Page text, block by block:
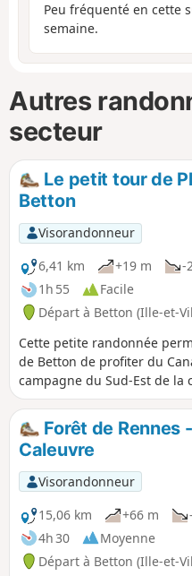
Peu fréquenté en cette
semaine.
Autres
secteur
Le petit tour de
Betton
Visorandonneur
6,41 km
+19 m
-
1h 55
Facile
Départ à Betton (Ille-et-
Cette petite randonnée
de Betton de profiter du
campagne du Sud-Est de la
ruisseau de Pluvignon à
chênes anciens, vous
le Village La Forme, le
Robion nous ramène au
Forêt de Rennes
Caleuvre
Visorandonneur
15,06 km
+66 m
4h 30
Moyenne
Départ à Betton (Ille-et-